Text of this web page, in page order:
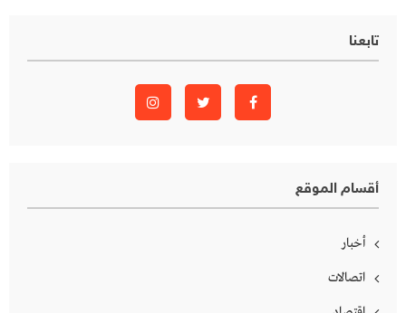
تابعنا
أقسام الموقع
أخبار
اتصالات